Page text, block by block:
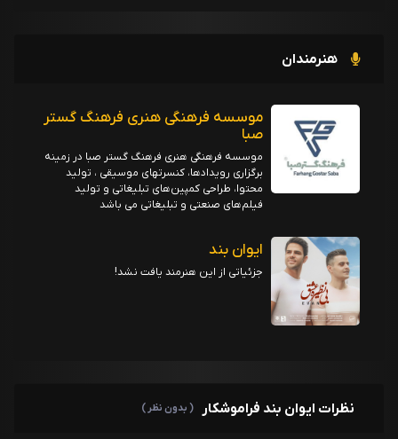
هنرمندان
موسسه فرهنگی هنری فرهنگ گستر
صبا
موسسه فرهنگی هنری فرهنگ گستر صبا در زمینه
برگزاری رویدادها، کنسرتهای موسیقی ، تولید
محتوا، طراحی کمپین‌های تبلیغاتی و تولید
فیلم‌های صنعتی و تبلیغاتی می باشد
ایوان بند
جزئیاتی از این هنرمند یافت نشد!
نظرات ایوان بند فراموشکار ( بدون نظر )